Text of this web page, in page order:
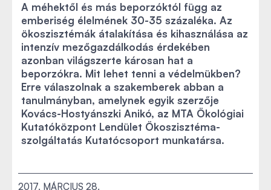
A méhektől és más beporzóktól függ az
emberiség élelmének 30-35 százaléka. Az
ökoszisztémák átalakítása és kihasználása az
intenzív mezőgazdálkodás érdekében
azonban világszerte károsan hat a
beporzókra. Mit lehet tenni a védelmükben?
Erre válaszolnak a szakemberek abban a
tanulmányban, amelynek egyik szerzője
Kovács-Hostyánszki Anikó, az MTA Ökológiai
Kutatóközpont Lendület Ökoszisztéma-
szolgáltatás Kutatócsoport munkatársa.
2017. MÁRCIUS 28.